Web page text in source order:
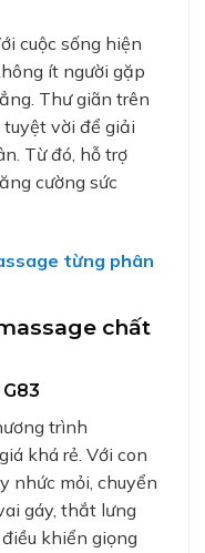
cuộc sống hiện
ít người gặp
Thư giãn trên
tuyệt vời để giải
Từ đó, hỗ trợ
cường sức
từng phân
chất
trình
khá rẻ. Với con
nhức mỏi, chuyển
gáy, thắt lưng
khiển giọng